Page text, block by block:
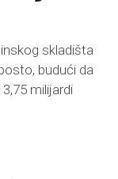
skladišta
budući da
milijardi